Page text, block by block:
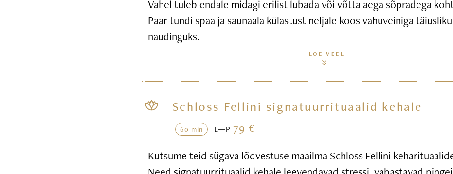
Vahel tuleb endale midagi erilist lubada või võtta aega sõpradega
Paar tundi spaa ja saunaala külastust neljale koos vahuveiniga
naudinguks.
LOE VEEL
Schloss Fellini signatuurrituaalid kehale
60 min E—P 79 €
Kutsume teid sügava lõdvestuse maailma Schloss Fellini